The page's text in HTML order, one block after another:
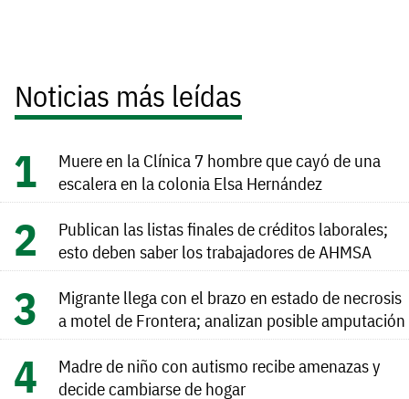
Noticias más leídas
Muere en la Clínica 7 hombre que cayó de una
escalera en la colonia Elsa Hernández
Publican las listas finales de créditos laborales;
esto deben saber los trabajadores de AHMSA
Migrante llega con el brazo en estado de necrosis
a motel de Frontera; analizan posible amputación
Madre de niño con autismo recibe amenazas y
decide cambiarse de hogar